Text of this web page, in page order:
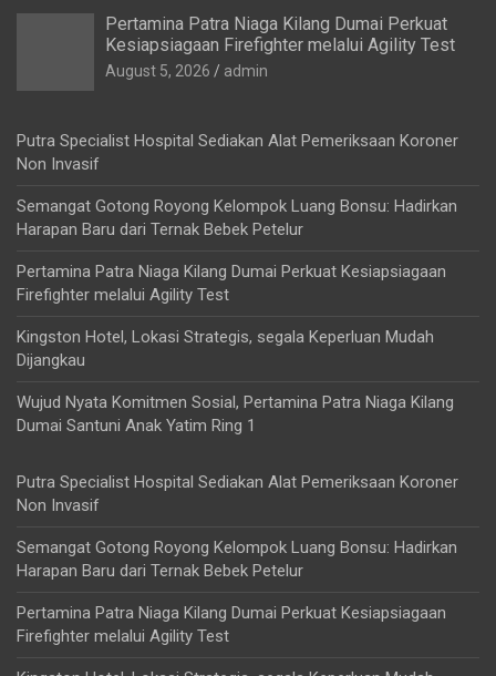
Pertamina Patra Niaga Kilang Dumai Perkuat
Kesiapsiagaan Firefighter melalui Agility Test
August 5, 2026 admin
Putra Specialist Hospital Sediakan Alat Pemeriksaan Koroner
Non Invasif
Semangat Gotong Royong Kelompok Luang Bonsu: Hadirkan
Harapan Baru dari Ternak Bebek Petelur
Pertamina Patra Niaga Kilang Dumai Perkuat Kesiapsiagaan
Firefighter melalui Agility Test
Kingston Hotel, Lokasi Strategis, segala Keperluan Mudah
Dijangkau
Wujud Nyata Komitmen Sosial, Pertamina Patra Niaga Kilang
Dumai Santuni Anak Yatim Ring 1
Putra Specialist Hospital Sediakan Alat Pemeriksaan Koroner
Non Invasif
Semangat Gotong Royong Kelompok Luang Bonsu: Hadirkan
Harapan Baru dari Ternak Bebek Petelur
Pertamina Patra Niaga Kilang Dumai Perkuat Kesiapsiagaan
Firefighter melalui Agility Test